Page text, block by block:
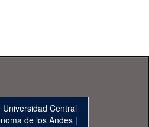
Universidad Central
de los Andes|